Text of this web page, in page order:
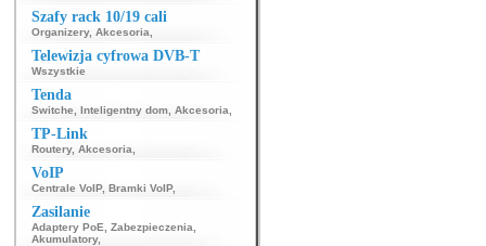
Szafy rack 10/19 cali
Organizery, Akcesoria
Telewizja cyfrowa DVB-T
Wszystkie
Tenda
Switche Inteligentny dom Akcesoria
TP-Link
Routery, Akcesoria
VoIP
Centrale VoIP, Bramki VoIP,
Zasilanie
Adaptery PoE Zabezpieczenia
Akumulatory,